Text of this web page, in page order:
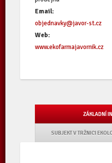
Email:
objednavky@javor-st.cz
Web:
www.ekofarmajavornik.cz
ZÁKLADNÍ
SUBJEKT V TRŽNICI